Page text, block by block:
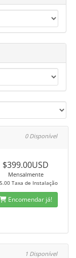
0 Disponível
$399.00USD
Mensalmente
Taxa de Instalação
Encomendar já!
1 Disponível